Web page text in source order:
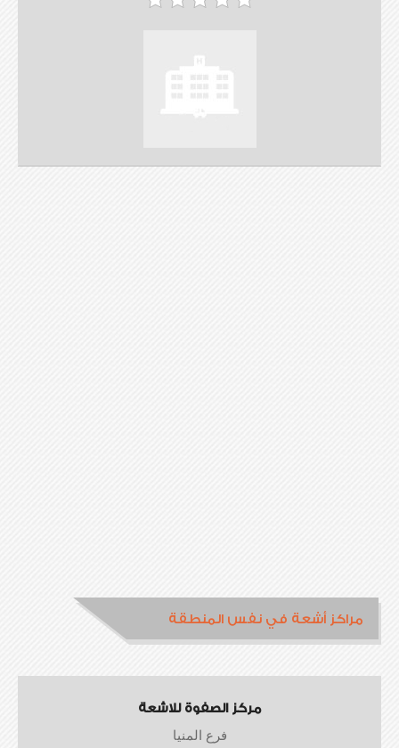
مراكز أشعة في نفس المنطقة
مركز الصفوة للاشعة
فرع المنيا